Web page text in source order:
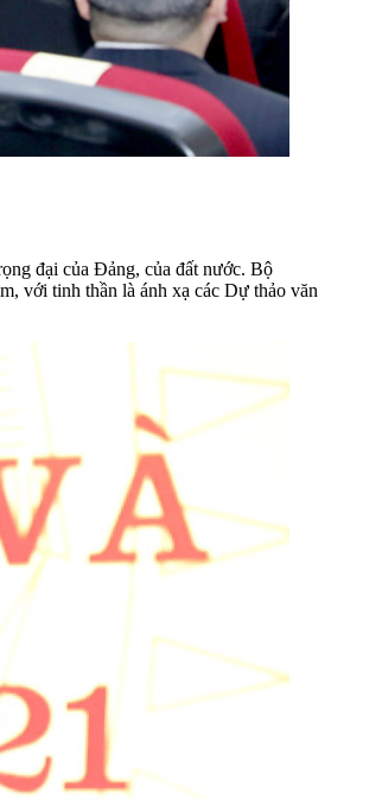
đại của Đảng, của đất nước. Bộ
với tinh thần là ánh xạ các Dự thảo văn